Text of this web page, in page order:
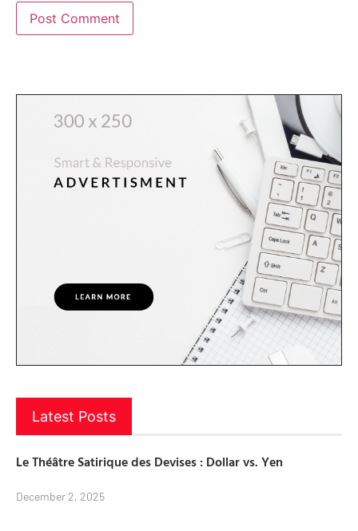
Latest Posts
Le Théâtre Satirique des Devises : Dollar vs. Yen
December 2, 2025